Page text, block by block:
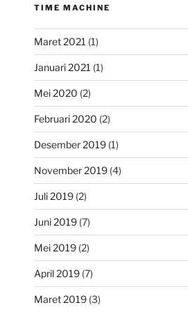
TIME MACHINE
Maret 2021 (1)
Januari 2021 (1)
Mei 2020 (2)
Februari 2020 (2)
Desember 2019(1)
November 2019(4)
Juli 2019(2)
Juni 2019(7)
Mei 2019(2)
April 2019(7)
Maret 2019(3)